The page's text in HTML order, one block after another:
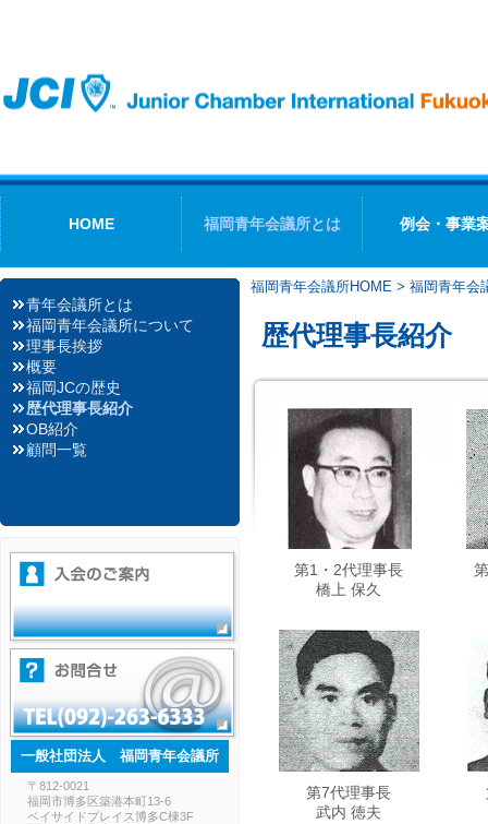
HOME 福岡青年会議所とは 例会・事業
青年会議所とは
福岡青年会議所について
理事長挨拶
概要
福岡JCの歴史
歴代理事長紹介
OB紹介
顧問一覧
一般社団法人 福岡青年会議所
〒812-0021
福岡市博多区築港本町13-6
ベイサイドプレイス博多C棟3F
福岡青年会議所HOME > 福岡青年会
歴代理事長紹介
第1・2代理事長
橋上 保久
第7代理事長
武内 徳夫